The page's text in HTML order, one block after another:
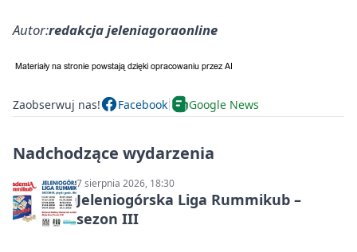
Autor:redakcja jeleniagoraonline
Zaobserwuj nas! Facebook Google News
Nadchodzące wydarzenia
7 sierpnia 2026, 18:30
Jeleniogórska Liga Rummikub –
sezon III